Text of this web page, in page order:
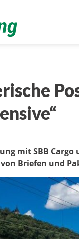
mit SBB
Briefen und